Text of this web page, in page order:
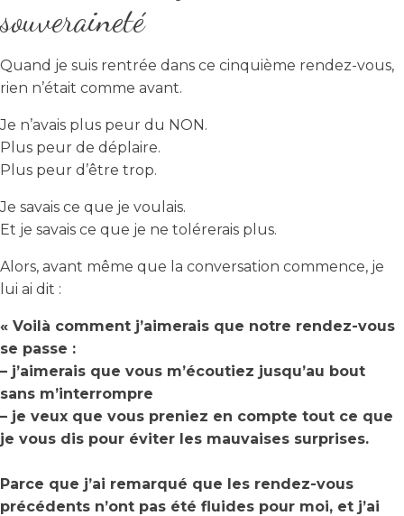
souveraineté
Quand je suis rentrée dans ce cinquième rendez-vous,
rien n’était comme avant.
Je n’avais plus peur du NON.
Plus peur de déplaire.
Plus peur d’être trop.
Je savais ce que je voulais.
Et je savais ce que je ne tolérerais plus.
Alors, avant même que la conversation commence, je
lui ai dit :
« Voilà comment j’aimerais que notre rendez-vous
se passe :
– j’aimerais que vous m’écoutiez jusqu’au bout
sans m’interrompre
– je veux que vous preniez en compte tout ce que
je vous dis pour éviter les mauvaises surprises.
Parce que j’ai remarqué que les rendez-vous
précédents n’ont pas été fluides pour moi, et j’ai